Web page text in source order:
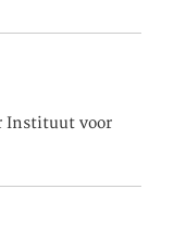
Instituut voor